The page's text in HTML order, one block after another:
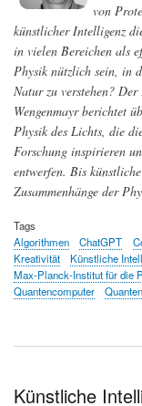
von
künstlicher Intelligenz
in vielen Bereichen als
Physik nützlich sein, in
Natur zu verstehen?
Wengenmayr berichtet
Physik des Lichts, die
Forschung inspirieren
entwerfen. Bis
Zusammenhänge der
Tags
Algorithmen
ChatGPT
Kreativität
Künstliche
Max-Planck-Institut für die
Quantencomputer
Künstliche